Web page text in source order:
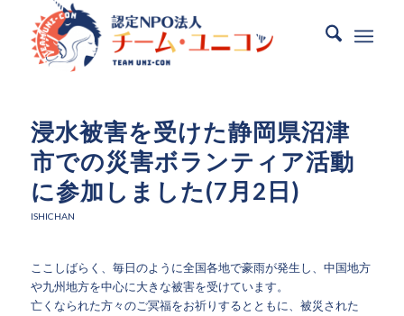
浸水被害を受けた静岡県沼津
市での災害ボランティア活動
に参加しました(7月2日)
ISHICHAN
ここしばらく、毎日のように全国各地で豪雨が発生し、中国地方
や九州地方を中心に大きな被害を受けています。
亡くなられた方々のご冥福をお祈りするとともに、被災された